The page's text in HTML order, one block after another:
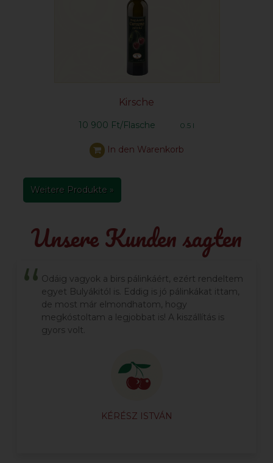
Kirsche
10 900 Ft/Flasche 0.5 l
In den Warenkorb
Weitere Produkte »
Unsere Kunden sagten
Odáig vagyok a birs pálinkáért, ezért rendeltem
egyet Bulyákitól is. Eddig is jó pálinkákat ittam,
de most már elmondhatom, hogy
megkóstoltam a legjobbat is! A kiszállítás is
gyors volt.
KÉRÉSZ ISTVÁN